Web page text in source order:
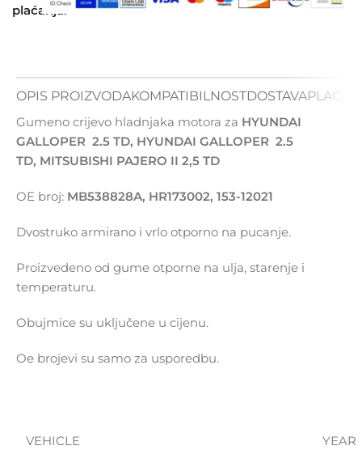
plaćanja:
OPIS PROIZVODAKOMPATIBILNOSTDOSTAVA
Gumeno crijevo hladnjaka motora za HYUNDAI
GALLOPER 2.5 TD, HYUNDAI GALLOPER 2.5
TD, MITSUBISHI PAJERO II 2,5 TD
OE broj: MB538828A, HR173002, 153-12021
Dvostruko armirano i vrlo otporno na pucanje.
Proizvedeno od gume otporne na ulja, starenje i
temperaturu.
Obujmice su uključene u cijenu.
Oe brojevi su samo za usporedbu.
VEHICLE YEAR